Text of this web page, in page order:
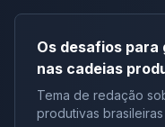
Os desafios
nas cadeias
redação
Tema de redação
produtivas